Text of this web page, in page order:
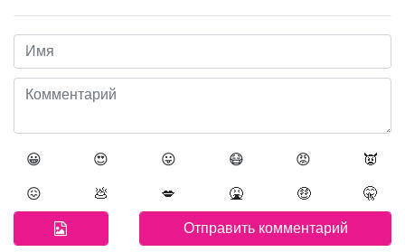
😀 😍 😛 😷 😡 👿
😖 💩 💋 🤮 🤑 🤫